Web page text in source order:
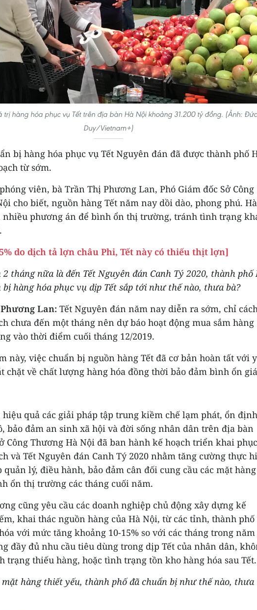
trị hàng hóa phục vụ Tết trên địa bàn Hà Nội khoảng 31.200 tỷ đồng. (Ảnh: Đức
Duy/Vietnam+)
bị hàng hóa phục vụ Tết Nguyên đán đã được thành phố
từ sớm.
viên, bà Trần Thị Phương Lan, Phó Giám đốc Sở Công
cho biết, nguồn hàng Tết năm nay dồi dào, phong phú. Hà
nhiều phương án để bình ổn thị trường, tránh tình trạng
do dịch tả lợn châu Phi, Tết này có thiếu thịt lợn]
2 tháng nữa là đến Tết Nguyên đán Canh Tý 2020, thành phố
bị hàng hóa phục vụ dịp Tết sắp tới như thế nào, thưa bà?
Lan: Tết Nguyên đán năm nay diễn ra sớm, chỉ
chưa đến một tháng nên dự báo hoạt động mua sắm hàng
vào thời điểm cuối tháng 12/2019.
này, việc chuẩn bị nguồn hàng Tết đã cơ bản hoàn tất với
chặt về chất lượng hàng hóa đồng thời bảo đảm bình ổn
quả các giải pháp tập trung kiềm chế lạm phát, ổn định
bảo đảm an sinh xã hội và đời sống nhân dân trên địa bàn
Công Thương Hà Nội đã ban hành kế hoạch triển khai
và Tết Nguyên đán Canh Tý 2020 nhằm tăng cường thực
quản lý, điều hành, bảo đảm cân đối cung cầu các mặt hàng
ổn thị trường các tháng cuối năm.
cũng yêu cầu các doanh nghiệp chủ động xây dựng kế
khai thác nguồn hàng của Hà Nội, từ các tỉnh, thành phố
với mức tăng khoảng 10-15% so với các tháng trong năm
đầy đủ nhu cầu tiêu dùng trong dịp Tết của nhân dân,
trạng thiếu hàng, hoặc tình trạng tồn kho hàng hóa sau Tết.
hàng thiết yếu, thành phố đã chuẩn bị như thế nào, thưa